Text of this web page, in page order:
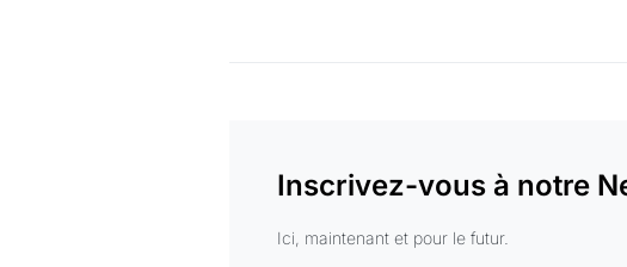
Inscrivez-vous à notre
Ici, maintenant et pour le futur.